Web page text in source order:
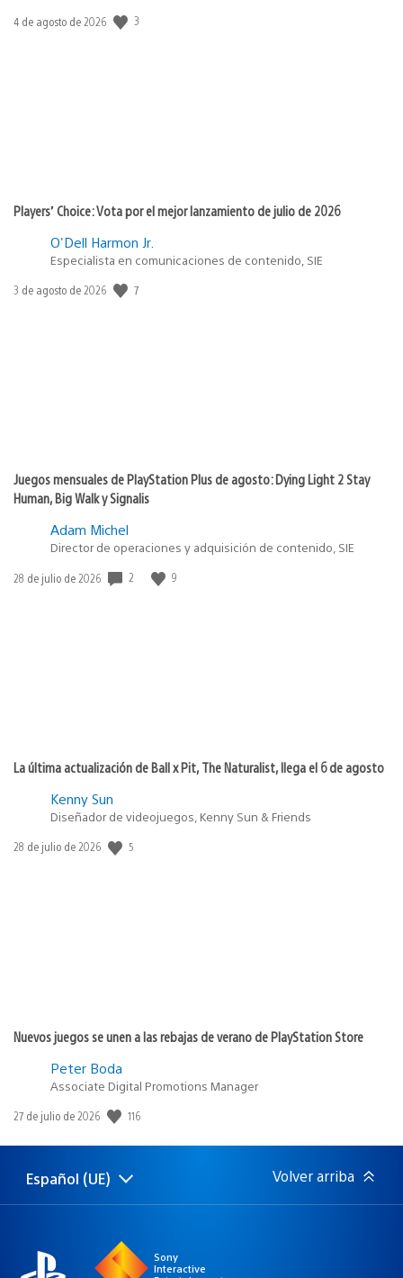
Fecha
4 de agosto de 2026 3
Players’ Choice: Vota por el mejor lanzamiento de julio de 2026
O'Dell Harmon Jr.
Especialista en comunicaciones de contenido, SIE
Fecha
3 de agosto de 2026 7
Juegos mensuales de PlayStation Plus de agosto: Dying Light 2 Stay
Human, Big Walk y Signalis
Adam Michel
Director de operaciones y adquisición de contenido, SIE
Fecha
28 de julio de 2026 2 9
La última actualización de Ball x Pit, The Naturalist, llega el 6 de agosto
Kenny Sun
Diseñador de videojuegos, Kenny Sun & Friends
Fecha
28 de julio de 2026 5
Nuevos juegos se unen a las rebajas de verano de PlayStation Store
Peter Boda
Associate Digital Promotions Manager
Fecha
publicación:
27 de julio de 2026 116
Selecciona
Región
Español (UE) Volver arriba
Sony
Interactive